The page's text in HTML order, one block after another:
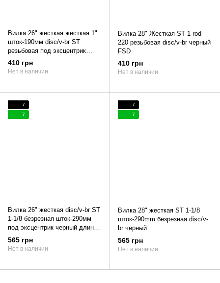
Вилка 26" жесткая жесткая 1"
шток-190мм disc/v-br ST
резьбовая под эксцентрик
черный FSD
410 грн
Нет в наличии
Вилка 28" Жесткая ST 1 rod-
220 резьбовая disc/v-br черный
FSD
410 грн
Нет в наличии
7
7
Вилка 26" жесткая disc/v-br ST
1-1/8 безрезная шток-290мм
под эксцентрик черный длина
ног 500мм, шир 80мм
565 грн
Нет в наличии
7
7
Вилка 28" жесткая ST 1-1/8
шток-290mm безрезная disc/v-
br черный
565 грн
Нет в наличии